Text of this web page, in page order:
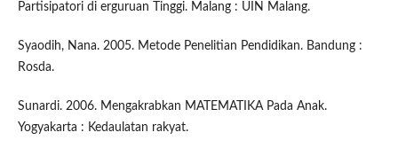
Partisipatori di erguruan Tinggi. Malang : UIN Malang.
Syaodih, Nana. 2005. Metode Penelitian Pendidikan. Bandung :
Rosda.
Sunardi. 2006. Mengakrabkan MATEMATIKA Pada Anak.
Yogyakarta : Kedaulatan rakyat.